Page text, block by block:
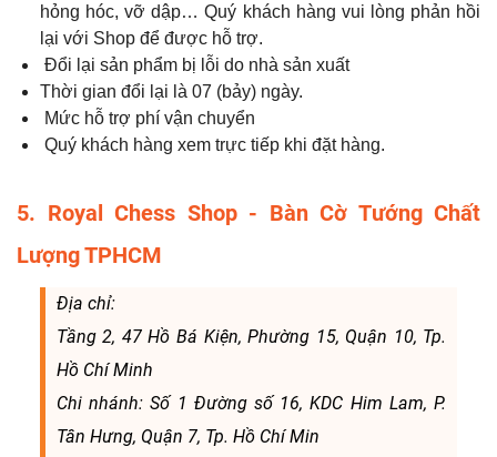
hỏng hóc, vỡ dập… Quý khách hàng vui lòng phản hồi
lại với Shop để được hỗ trợ.
Đổi lại sản phẩm bị lỗi do nhà sản xuất
Thời gian đổi lại là 07 (bảy) ngày.
Mức hỗ trợ phí vận chuyển
Quý khách hàng xem trực tiếp khi đặt hàng.
5. Royal Chess Shop - Bàn Cờ Tướng Chất
Lượng TPHCM
Địa chỉ:
Tầng 2, 47 Hồ Bá Kiện, Phường 15, Quận 10, Tp.
Hồ Chí Minh
Chi nhánh: Số 1 Đường số 16, KDC Him Lam, P.
Tân Hưng, Quận 7, Tp. Hồ Chí Min